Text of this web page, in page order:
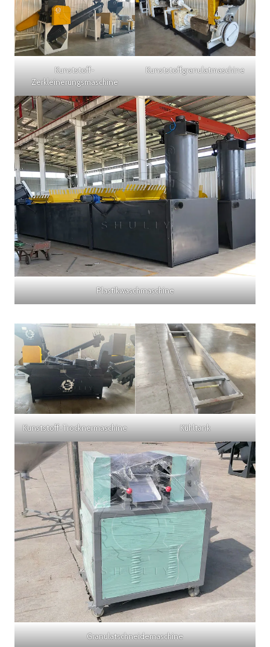
Kunststoff-
Zerkleinerungsmaschine
Kunststoffgranulatmaschine
Plastikwaschmaschine
Kunststoff-Trocknermaschine Kühltank
Granulatschneidemaschine